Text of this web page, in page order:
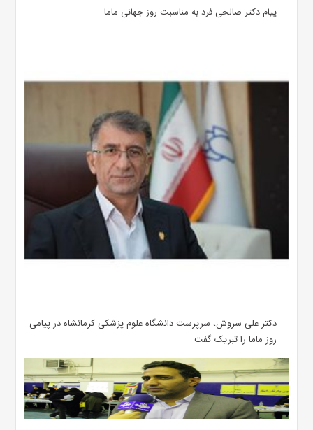
پیام دکتر صالحی فرد به مناسبت روز جهانی ماما
دکتر علی سروش، سرپرست دانشگاه علوم پزشکی کرمانشاه در پیامی
روز ماما را تبریک گفت